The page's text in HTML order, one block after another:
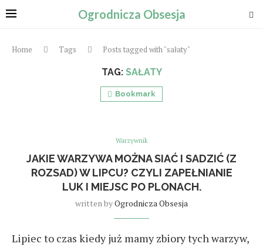
Ogrodnicza Obsesja
Home Tags Posts tagged with "sałaty"
TAG: SAŁATY
Bookmark
Warzywnik
JAKIE WARZYWA MOŻNA SIAĆ I SADZIĆ (Z
ROZSAD) W LIPCU? CZYLI ZAPEŁNIANIE
LUK I MIEJSC PO PLONACH.
written byOgrodnicza Obsesja
Lipiec to czas kiedy już mamy zbiory tych warzyw,